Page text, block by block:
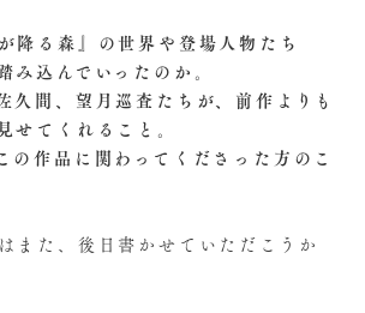
降る森』の世界や登場人物たち
み込んでいったのか。
久間、望月巡査たちが、前作よりも
せてくれること。
の作品に関わってくださった方のこ
た、後日書かせていただこうか